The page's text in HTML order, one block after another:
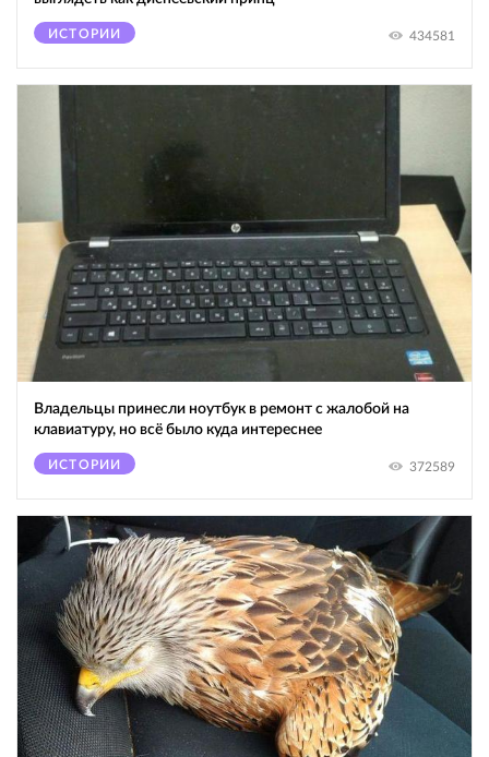
ИСТОРИИ 434581
Владельцы принесли ноутбук в ремонт с жалобой на
клавиатуру, но всё было куда интереснее
ИСТОРИИ 372589